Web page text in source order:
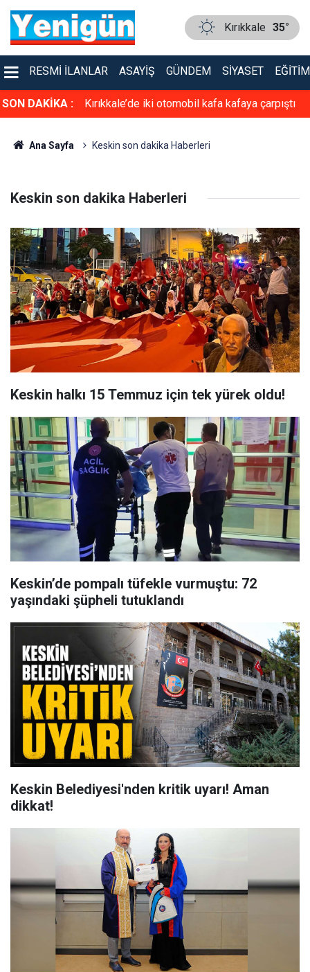
Kırıkkale 35°
RESMI İLANLAR ASAYIŞ GÜNDEM SIYASET EĞITIM
SON DAKİKA : Kırıkkale’de iki otomobil kafa kafaya çarpıştı
Ana Sayfa Keskin son dakika Haberleri
Keskin son dakika Haberleri
Keskin halkı 15 Temmuz için tek yürek oldu!
Keskin’de pompalı tüfekle vurmuştu: 72
yaşındaki şüpheli tutuklandı
Keskin Belediyesi'nden kritik uyarı! Aman
dikkat!